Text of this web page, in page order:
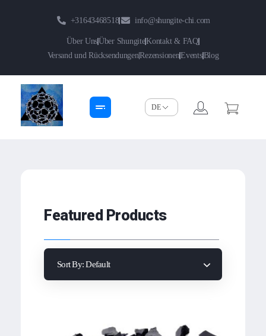
+31643468518 info@shungite-chi.com
Über UnsÜber ShungiteKontakt & FAQ
Versand und RücksendungenRezensionenEventsBlog
Featured Products
Sort By:Default